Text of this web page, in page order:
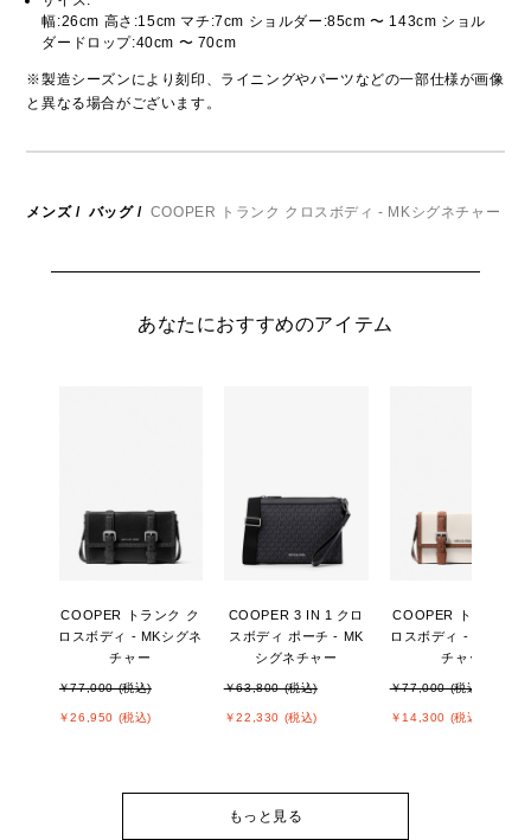
幅:26cm 高さ:15cm マチ:7cm ショルダー:85cm 〜 143cm ショル
ダードロップ:40cm 〜 70cm
※製造シーズンにより刻印、ライニングやパーツなどの一部仕様が画像
と異なる場合がございます。
メンズ/ バッグ/ COOPER トランク クロスボディ - MKシグネチャー
あなたにおすすめのアイテム
COOPER トランク ク
ロスボディ - MKシグネ
チャー
￥77,000 (税込)
￥26,950 (税込)
COOPER 3 IN 1 クロ
スボディ ポーチ - MK
シグネチャー
￥63,800 (税込)
￥22,330 (税込)
COOPER トランク ク
ロスボディ - MKシグ
チャー
￥77,000 (税込)
￥14,300 (税込)
もっと見る